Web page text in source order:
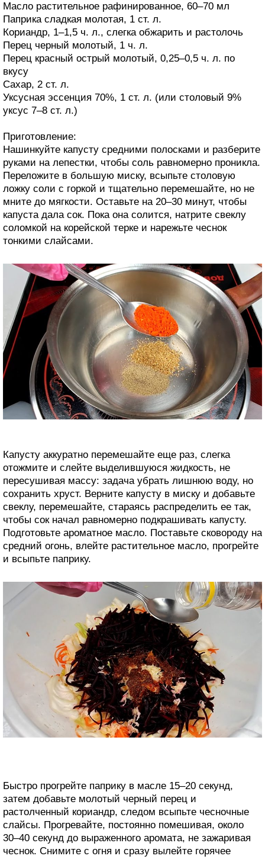
Масло растительное рафинированное, 60–70 мл
Паприка сладкая молотая, 1 ст. л.
Кориандр, 1–1,5 ч. л., слегка обжарить и растолочь
Перец черный молотый, 1 ч. л.
Перец красный острый молотый, 0,25–0,5 ч. л. по
вкусу
Сахар, 2 ст. л.
Уксусная эссенция 70%, 1 ст. л. (или столовый 9%
уксус 7–8 ст. л.)
Приготовление:
Нашинкуйте капусту средними полосками и разберите
руками на лепестки, чтобы соль равномерно проникла.
Переложите в большую миску, всыпьте столовую
ложку соли с горкой и тщательно перемешайте, но не
мните до мягкости. Оставьте на 20–30 минут, чтобы
капуста дала сок. Пока она солится, натрите свеклу
соломкой на корейской терке и нарежьте чеснок
тонкими слайсами.
Капусту аккуратно перемешайте еще раз, слегка
отожмите и слейте выделившуюся жидкость, не
пересушивая массу: задача убрать лишнюю воду, но
сохранить хруст. Верните капусту в миску и добавьте
свеклу, перемешайте, стараясь распределить ее так,
чтобы сок начал равномерно подкрашивать капусту.
Подготовьте ароматное масло. Поставьте сковороду на
средний огонь, влейте растительное масло, прогрейте
и всыпьте паприку.
Быстро прогрейте паприку в масле 15–20 секунд,
затем добавьте молотый черный перец и
растолченный кориандр, следом всыпьте чесночные
слайсы. Прогревайте, постоянно помешивая, около
30–40 секунд до выраженного аромата, не зажаривая
чеснок. Снимите с огня и сразу вылейте горячее